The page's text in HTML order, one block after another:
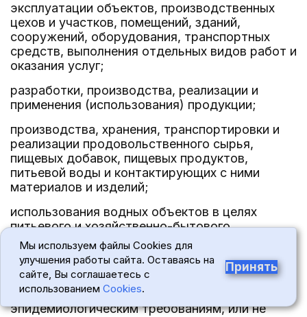
эксплуатации объектов, производственных
цехов и участков, помещений, зданий,
сооружений, оборудования, транспортных
средств, выполнения отдельных видов работ и
оказания услуг;
разработки, производства, реализации и
применения (использования) продукции;
производства, хранения, транспортировки и
реализации продовольственного сырья,
пищевых добавок, пищевых продуктов,
питьевой воды и контактирующих с ними
материалов и изделий;
использования водных объектов в целях
питьевого и хозяйственно-бытового
водоснабжения, а также в лечебных,
оздоровительных и рекреационных целях;
ввоза на территорию Российской Федерации
продукции, не соответствующей санитарно-
эпидемиологическим требованиям, или не
Мы используем файлы Cookies для
улучшения работы сайта. Оставаясь на
сайте, Вы соглашаетесь с
использованием Cookies.
Принять